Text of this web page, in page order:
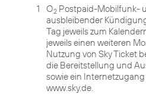
1 O2 Postpaid-Mobilfunk-
ausbleibender
Tag jeweils zum
jeweils einen weiteren
Nutzung von Sky Ticket
die Bereitstellung und
sowie ein
www.sky.de.